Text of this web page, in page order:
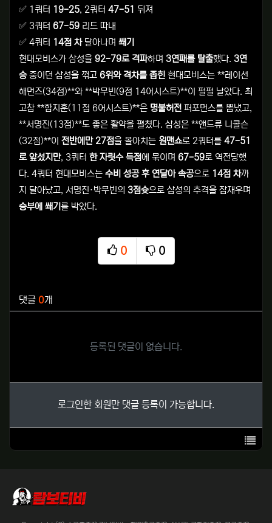
✅ 1쿼터 19-25, 2쿼터 47-51 뒤져
✅ 3쿼터 67-59 리드 따내
✅ 4쿼터 14점 차달아나며 쐐기
현대모비스가 삼성을 92-79로 격파하며 3연패를 탈출했다. 3연
승중이던 삼성을 꺾고 6위와 격차를 좁힌 현대모비스는 **레이션
해먼즈(34점)**와 **박무빈(9점 14어시스트)**이 펄펄 날았다. 최
고참 **함지훈(11점 6어시스트)**은 명불허전 퍼포먼스를 뽐냈고,
**서명진(13점)**도 좋은 활약을 펼쳤다. 삼성은 **앤드류 니콜슨
(32점)**이 전반에만 27점을 몰아치는 원맨쇼로 2쿼터를 47-51
로 앞섰지만, 3쿼터 한 자릿수 득점에 묶이며 67-59로 역전당했
다. 4쿼터 현대모비스는 수비 성공 후 연달아 속공으로 14점 차까
지 달아났고, 서명진·박무빈의 3점슛으로 삼성의 추격을 잠재우며
승부에 쐐기 를 박았다.
0
추천
0
비추천
댓글 0개
등록된 댓글이 없습니다.
로그인한 회원만 댓글 등록이 가능합니다.
목록